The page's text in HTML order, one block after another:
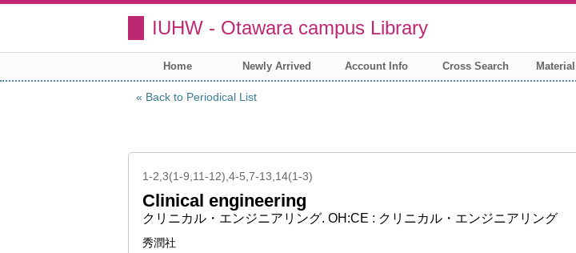
IUHW - Otawara campus Library
Home Newly Arrived Account Info Cross Search
Back to Periodical List
1-2,3(1-9,11-12),4-5,7-13,14(1-3)
Clinical engineering
クリニカル・エンジニアリング. OH:CE : クリニカル・エンジニアリング
秀潤社